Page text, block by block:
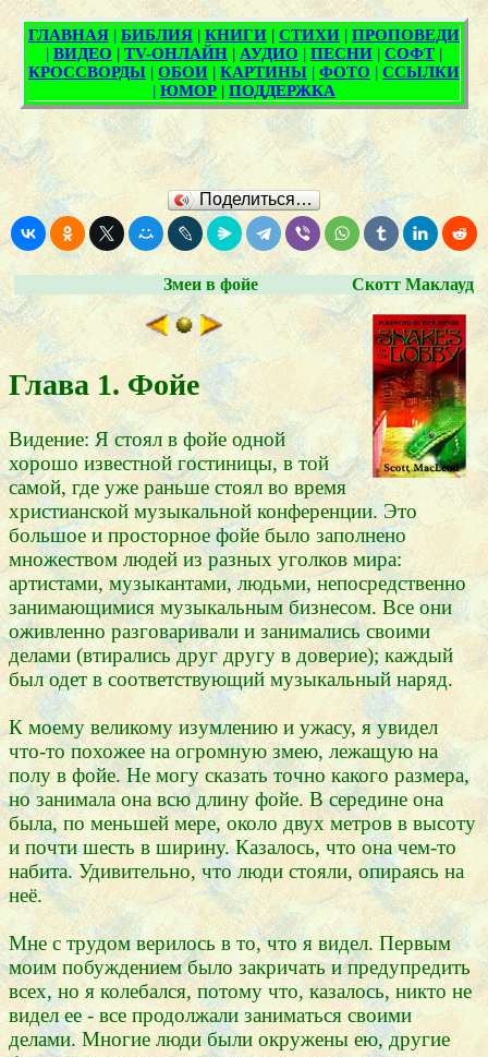
Поделиться…
Змеи в фойе Скотт Маклауд
Глава 1. Фойе
Видение: Я стоял в фойе одной
хорошо известной гостиницы, в той
самой, где уже раньше стоял во время
христианской музыкальной конференции. Это
большое и просторное фойе было заполнено
множеством людей из разных уголков мира:
артистами, музыкантами, людьми, непосредственно
занимающимися музыкальным бизнесом. Все они
оживленно разговаривали и занимались своими
делами (втирались друг другу в доверие); каждый
был одет в соответствующий музыкальный наряд.
К моему великому изумлению и ужасу, я увидел
что-то похожее на огромную змею, лежащую на
полу в фойе. Не могу сказать точно какого размера,
но занимала она всю длину фойе. В середине она
была, по меньшей мере, около двух метров в высоту
и почти шесть в ширину. Казалось, что она чем-то
набита. Удивительно, что люди стояли, опираясь на
неё.
Мне с трудом верилось в то, что я видел. Первым
моим побуждением было закричать и предупредить
всех, но я колебался, потому что, казалось, никто не
видел ее - все продолжали заниматься своими
делами. Многие люди были окружены ею, другие